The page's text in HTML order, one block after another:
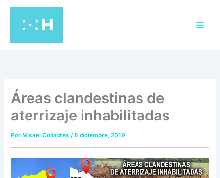
contenido
Áreas clandestinas de
aterrizaje inhabilitadas
Por Misael Colindres/8 diciembre, 2019